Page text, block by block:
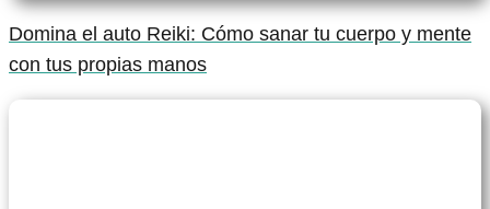
Domina el auto Reiki: Cómo sanar tu cuerpo y mente
con tus propias manos